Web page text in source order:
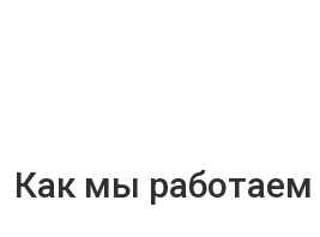
Как мы работаем